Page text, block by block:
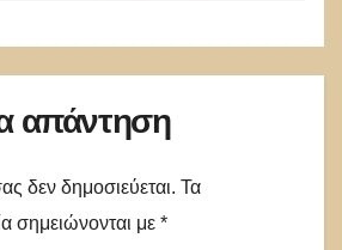
απάντηση
δεν δημοσιεύεται. Τα
σημειώνονται με *